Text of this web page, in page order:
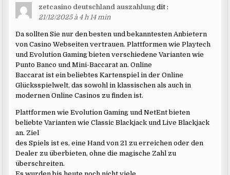
zetcasino deutschland auszahlung dit :
21/12/2025 à 4 h 14 min
Da sollten Sie nur den besten und bekanntesten Anbietern
von Casino Webseiten vertrauen. Plattformen wie Playtech
und Evolution Gaming bieten verschiedene Varianten wie
Punto Banco und Mini-Baccarat an. Online
Baccarat ist ein beliebtes Kartenspiel in der Online
Glücksspielwelt, das sowohl in klassischen als auch in
modernen Online Casinos zu finden ist.
Plattformen wie Evolution Gaming und NetEnt bieten
beliebte Varianten wie Classic Blackjack und Live Blackjack
an. Ziel
des Spiels ist es, eine Hand von 21 zu erreichen oder den
Dealer zu überbieten, ohne die magische Zahl zu
überschreiten.